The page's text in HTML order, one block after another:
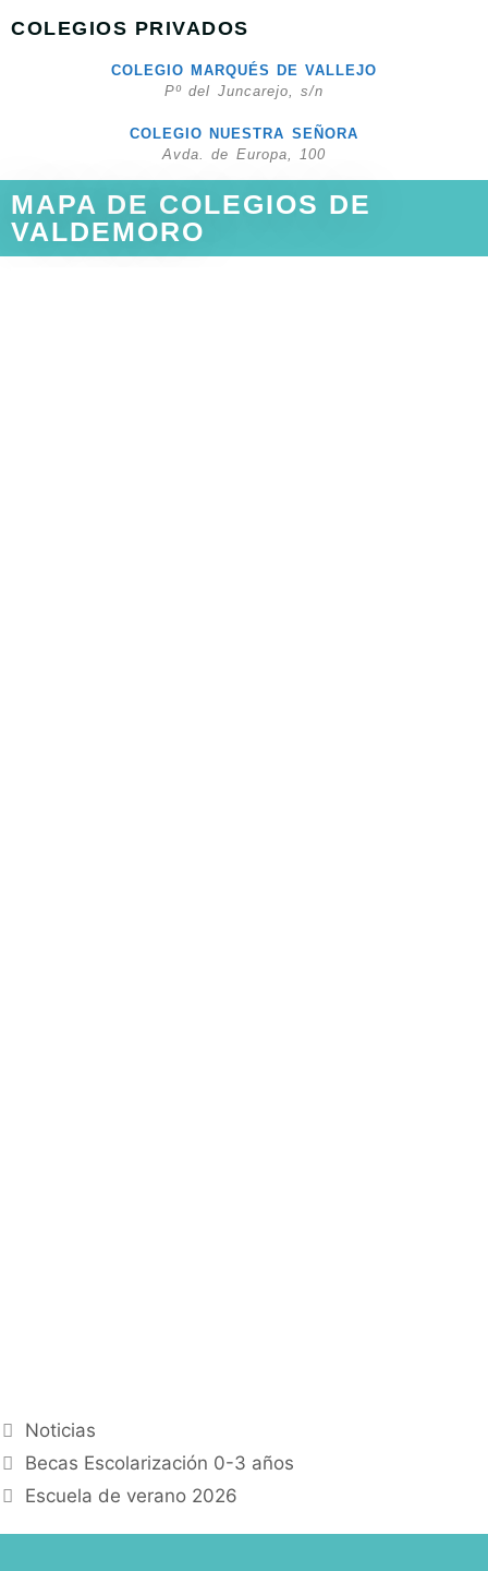
COLEGIOS PRIVADOS
COLEGIO MARQUÉS DE VALLEJO
Pº del Juncarejo, s/n
COLEGIO NUESTRA SEÑORA
Avda. de Europa, 100
MAPA DE COLEGIOS DE
VALDEMORO
Noticias
Becas Escolarización 0-3 años
Escuela de verano 2026